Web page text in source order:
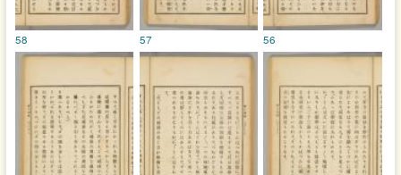
56
57
58